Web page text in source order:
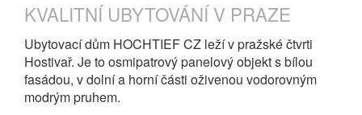
KVALITNÍ UBYTOVÁNÍ V PRAZE
Ubytovací dům HOCHTIEF CZ leží v pražské čtvrti
Hostivař. Je to osmipatrový panelový objekt s bílou
fasádou, v dolní a horní části oživenou vodorovným
modrým pruhem.